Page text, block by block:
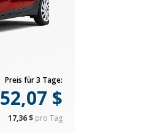
Preis für 3 Tage:
52,07 $
17,36 $ pro Tag